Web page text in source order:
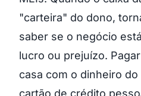
"carteira" do dono,
saber se o negócio
lucro ou prejuízo.
casa com o dinheiro
cartão de crédito